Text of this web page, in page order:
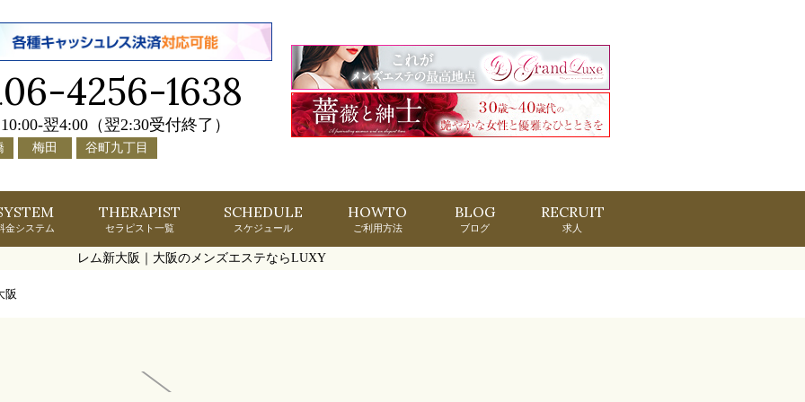
06-4256-1638
10:00-翌4:00（翌2:30受付終了）
梅田 谷町九丁目
金システム
THERAPIST
セラピスト一覧
SCHEDULE
スケジュール
HOWTO
ご利用方法
BLOG
ブログ
RECRUIT
求人
レム新大阪｜大阪のメンズエステならLUXY
阪